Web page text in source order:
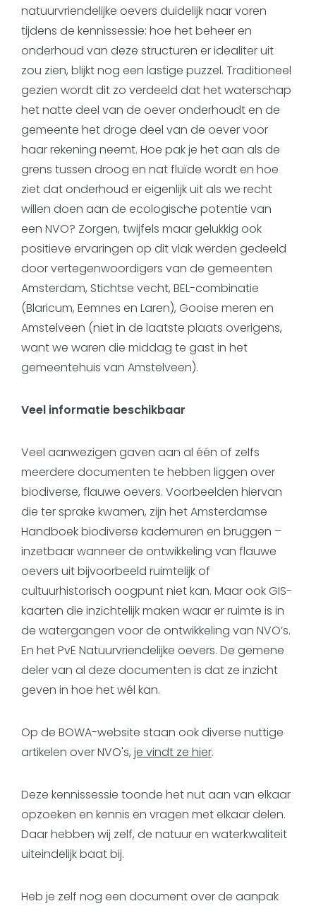
natuurvriendelijke oevers duidelijk naar voren
tijdens de kennissessie: hoe het beheer en
onderhoud van deze structuren er idealiter uit
zou zien, blijkt nog een lastige puzzel. Traditioneel
gezien wordt dit zo verdeeld dat het waterschap
het natte deel van de oever onderhoudt en de
gemeente het droge deel van de oever voor
haar rekening neemt. Hoe pak je het aan als de
grens tussen droog en nat fluïde wordt en hoe
ziet dat onderhoud er eigenlijk uit als we recht
willen doen aan de ecologische potentie van
een NVO? Zorgen, twijfels maar gelukkig ook
positieve ervaringen op dit vlak werden gedeeld
door vertegenwoordigers van de gemeenten
Amsterdam, Stichtse vecht, BEL-combinatie
(Blaricum, Eemnes en Laren), Gooise meren en
Amstelveen (niet in de laatste plaats overigens,
want we waren die middag te gast in het
gemeentehuis van Amstelveen).
Veel informatie beschikbaar
Veel aanwezigen gaven aan al één of zelfs
meerdere documenten te hebben liggen over
biodiverse, flauwe oevers. Voorbeelden hiervan
die ter sprake kwamen, zijn het Amsterdamse
Handboek biodiverse kademuren en bruggen –
inzetbaar wanneer de ontwikkeling van flauwe
oevers uit bijvoorbeeld ruimtelijk of
cultuurhistorisch oogpunt niet kan. Maar ook GIS-
kaarten die inzichtelijk maken waar er ruimte is in
de watergangen voor de ontwikkeling van NVO’s.
En het PvE Natuurvriendelijke oevers. De gemene
deler van al deze documenten is dat ze inzicht
geven in hoe het wél kan.
Op de BOWA-website staan ook diverse nuttige
artikelen over NVO's, je vindt ze hier.
Deze kennissessie toonde het nut aan van elkaar
opzoeken en kennis en vragen met elkaar delen.
Daar hebben wij zelf, de natuur en waterkwaliteit
uiteindelijk baat bij.
Heb je zelf nog een document over de aanpak